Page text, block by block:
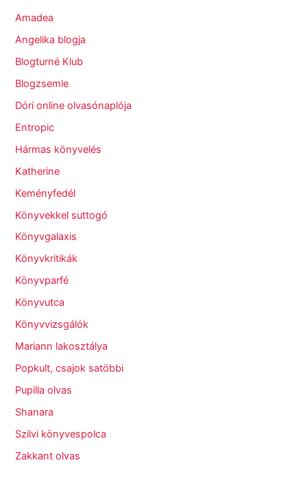
Amadea
Angelika blogja
Blogturné Klub
Blogzsemle
Dóri online olvasónaplója
Entropic
Hármas könyvelés
Katherine
Keményfedél
Könyvekkel suttogó
Könyvgalaxis
Könyvkritikák
Könyvparfé
Könyvutca
Könyvvizsgálók
Mariann lakosztálya
Popkult, csajok satöbbi
Pupilla olvas
Shanara
Szilvi könyvespolca
Zakkant olvas